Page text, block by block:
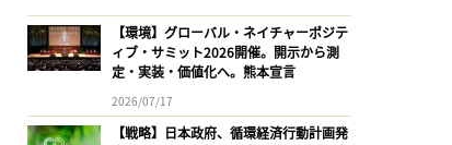
【環境】グローバル・ネイチャーポジテ
ィブ・サミット2026開催。開示から測
定・実装・価値化へ。熊本宣言
2026/07/17
【戦略】日本政府、循環経済行動計画発